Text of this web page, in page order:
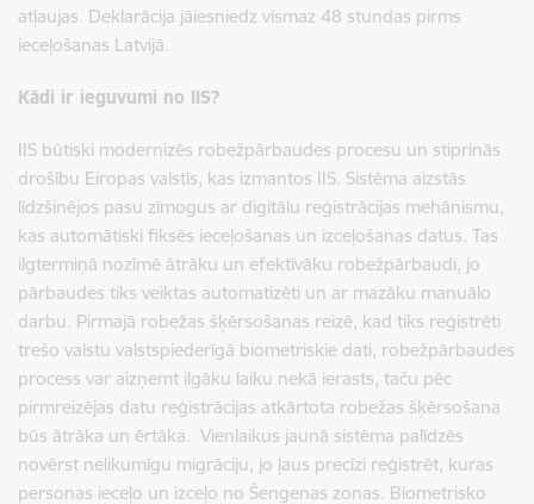
atļaujas. Deklarācija jāiesniedz vismaz 48 stundas pirms
ieceļošanas Latvijā.
Kādi ir ieguvumi no IIS?
IIS būtiski modernizēs robežpārbaudes procesu un stiprinās
drošību Eiropas valstīs, kas izmantos IIS. Sistēma aizstās
līdzšinējos pasu zīmogus ar digitālu reģistrācijas mehānismu,
kas automātiski fiksēs ieceļošanas un izceļošanas datus. Tas
ilgtermiņā nozīmē ātrāku un efektīvāku robežpārbaudi, jo
pārbaudes tiks veiktas automatizēti un ar mazāku manuālo
darbu. Pirmajā robežas šķērsošanas reizē, kad tiks reģistrēti
trešo valstu valstspiederīgā biometriskie dati, robežpārbaudes
process var aizņemt ilgāku laiku nekā ierasts, taču pēc
pirmreizējas datu reģistrācijas atkārtota robežas šķērsošana
būs ātrāka un ērtāka. Vienlaikus jaunā sistēma palīdzēs
novērst nelikumīgu migrāciju, jo ļaus precīzi reģistrēt, kuras
personas ieceļo un izceļo no Šengenas zonas. Biometrisko